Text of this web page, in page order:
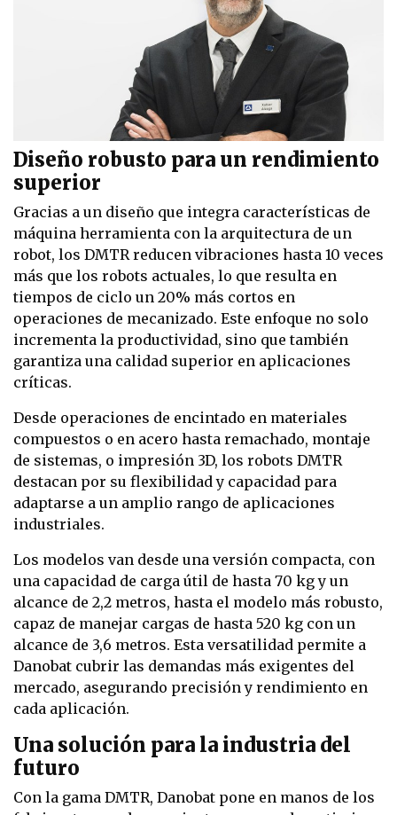
Diseño robusto para un rendimiento
superior
Gracias a un diseño que integra características de
máquina herramienta con la arquitectura de un
robot, los DMTR reducen vibraciones hasta 10 veces
más que los robots actuales, lo que resulta en
tiempos de ciclo un 20% más cortos en
operaciones de mecanizado. Este enfoque no solo
incrementa la productividad, sino que también
garantiza una calidad superior en aplicaciones
críticas.
Desde operaciones de encintado en materiales
compuestos o en acero hasta remachado, montaje
de sistemas, o impresión 3D, los robots DMTR
destacan por su flexibilidad y capacidad para
adaptarse a un amplio rango de aplicaciones
industriales.
Los modelos van desde una versión compacta, con
una capacidad de carga útil de hasta 70 kg y un
alcance de 2,2 metros, hasta el modelo más robusto,
capaz de manejar cargas de hasta 520 kg con un
alcance de 3,6 metros. Esta versatilidad permite a
Danobat cubrir las demandas más exigentes del
mercado, asegurando precisión y rendimiento en
cada aplicación.
Una solución para la industria del
futuro
Con la gama DMTR, Danobat pone en manos de los